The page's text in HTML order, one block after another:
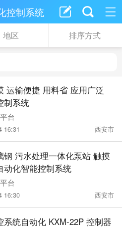
控制系统
地区 排序方式
运输便捷 用料省 应用广泛
制系统
台
16:31 西安市
钢 污水处理一体化泵站 触摸
动化智能控制系统
台
16:30 西安市
系统自动化 KXM-22P 控制器